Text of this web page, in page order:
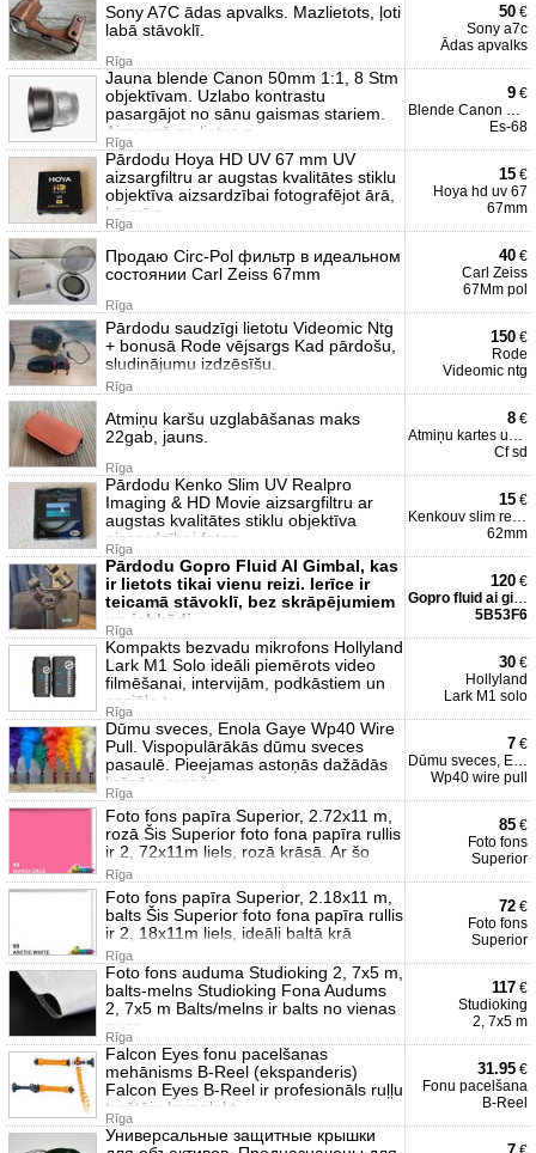
Sony A7C ādas apvalks. Mazlietots, ļoti
labā stāvoklī.
Rīga
50 €
Sony a7c
Ādas apvalks
Jauna blende Canon 50mm 1:1, 8 Stm
objektīvam. Uzlabo kontrastu
pasargājot no sānu gaismas stariem.
Aizsargā no lietus p
Rīga
9 €
Blende Canon objektīvam
Es-68
Pārdodu Hoya HD UV 67 mm UV
aizsargfiltru ar augstas kvalitātes stiklu
objektīva aizsardzībai fotografējot ārā,
kā arī a
Rīga
15 €
Hoya hd uv 67
67mm
Продаю Circ-Pol фильтр в идеальном
состоянии Carl Zeiss 67mm
Rīga
40 €
Carl Zeiss
67Mm pol
Pārdodu saudzīgi lietotu Videomic Ntg
+ bonusā Rode vējsargs Kad pārdošu,
sludinājumu izdzēsīšu.
Rīga
150 €
Rode
Videomic ntg
Atmiņu karšu uzglabāšanas maks
22gab, jauns.
Rīga
8 €
Atmiņu kartes uzglabāšana
Cf sd
Pārdodu Kenko Slim UV Realpro
Imaging & HD Movie aizsargfiltru ar
augstas kvalitātes stiklu objektīva
aizsardzībai fotog
Rīga
15 €
Kenkouv slim realpro 62mm
62mm
Pārdodu Gopro Fluid AI Gimbal, kas
ir lietots tikai vienu reizi. Ierīce ir
teicamā stāvoklī, bez skrāpējumiem
un jebkādi
Rīga
120 €
Gopro fluid ai gimbal
5B53F6
Kompakts bezvadu mikrofons Hollyland
Lark M1 Solo ideāli piemērots video
filmēšanai, intervijām, podkāstiem un
sociālo t
Rīga
30 €
Hollyland
Lark M1 solo
Dūmu sveces, Enola Gaye Wp40 Wire
Pull. Vispopulārākās dūmu sveces
pasaulē. Pieejamas astoņās dažādās
krāsās, oranža,
Rīga
7 €
Dūmu sveces, Enola Gaye
Wp40 wire pull
Foto fons papīra Superior, 2.72x11 m,
rozā Šis Superior foto fona papīra rullis
ir 2, 72x11m liels, rozā krāsā. Ar šo
Rīga
85 €
Foto fons
Superior
Foto fons papīra Superior, 2.18x11 m,
balts Šis Superior foto fona papīra rullis
ir 2, 18x11m liels, ideāli baltā krā
Rīga
72 €
Foto fons
Superior
Foto fons auduma Studioking 2, 7x5 m,
balts-melns Studioking Fona Audums
2, 7x5 m Balts/melns ir balts no vienas
puse
Rīga
117 €
Studioking
2, 7x5 m
Falcon Eyes fonu pacelšanas
mehānisms B-Reel (ekspanderis)
Falcon Eyes B-Reel ir profesionāls ruļļu
turētāju komplekt
Rīga
31.95 €
Fonu pacelšana
B-Reel
Универсальные защитные крышки